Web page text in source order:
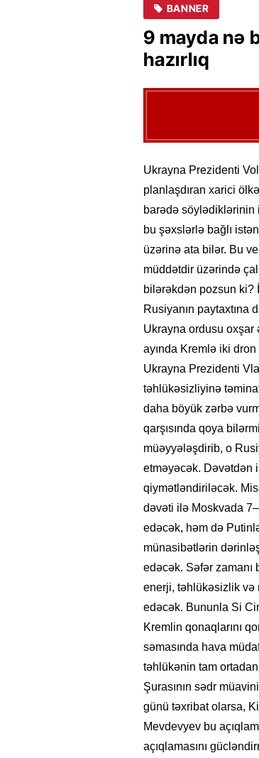
BANNER
9 mayda nə
hazırlıq
Ukrayna Prezidenti
planlaşdıran xarici
barədə söylədiklərinin
bu şəxslərlə bağlı
üzərinə ata bilər. Bu
müddətdir üzərində
bilərəkdən pozsun ki?
Rusiyanın
Ukrayna ordusu oxşar
ayında Kremlə iki
Ukrayna Prezidenti
təhlükəsizliyinə
daha böyük zərbə
qarşısında qoya
müəyyələşdirib, o
etməyəcək. Dəvətdən
qiymətləndiriləcək.
dəvəti ilə Moskvada
edəcək, həm də
münasibətlərin
edəcək. Səfər zamanı
enerji, təhlükəsizlik və
edəcək. Bununla Si
Kremlin qonaqlarını
səmasında hava
təhlükənin tam
Şurasının sədr
günü təxribat olarsa,
Mevdevyev bu
açıqlamasını